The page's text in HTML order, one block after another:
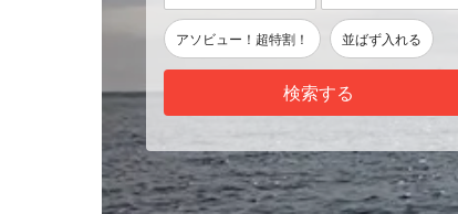
アソビュー！超特割！ 並ばず入れる
検索する